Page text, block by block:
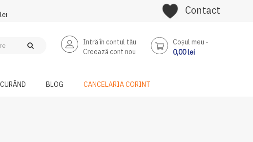
Contact
Intră în contul tău
Creează cont nou
Coşul meu
0,00 lei
BLOG CANCELARIA CORINT